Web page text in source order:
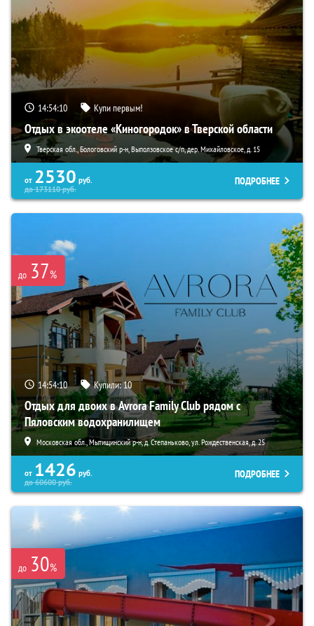
14:54:08 Купи первым!
Отдых в экоотеле «Киногородок» в Тверской области
Тверская обл., Бологовский р-н, Выползовское с/п, дер. Михайловское, д. 15
от 2530 руб.
до173110руб.
ПОДРОБНЕЕ
до 37%
14:54:08 Купили:10
Отдых для двоих в Avrora Family Club рядом с
Пяловским водохранилищем
Московская обл., Мытищинский р-н, д. Степаньково, ул. Рождественская, д. 25
от 1426 руб.
до60600руб.
ПОДРОБНЕЕ
до 30%